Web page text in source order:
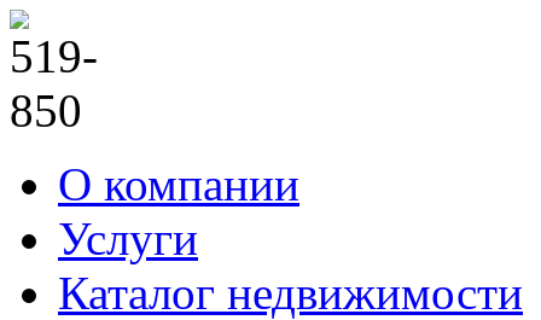
О компании
Услуги
Каталог недвижимости